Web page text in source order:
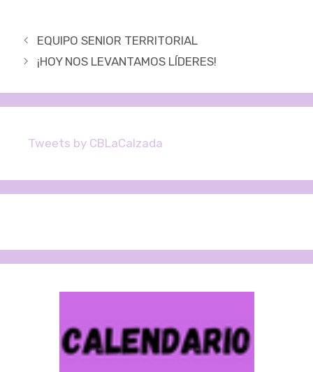
Navegación
de
EQUIPO SENIOR TERRITORIAL
¡HOY NOS LEVANTAMOS LÍDERES!
Tweets by CBLaCalzada